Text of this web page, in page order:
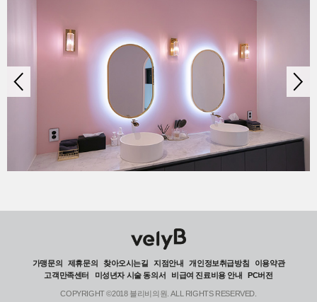
가맹문의 제휴문의 찾아오시는길 지점안내 개인정보취급방침
이용약관
고객만족센터
미성년자 시술 동의서 비급여 진료비용 안내 PC버전
COPYRIGHT ©2018 블리비의원. ALL RIGHTS RESERVED.